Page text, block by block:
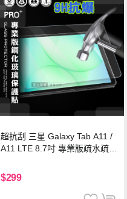
超抗刮 三星 Galaxy Tab A11 /
A11 LTE 8.7吋 專業版疏水疏油
$299